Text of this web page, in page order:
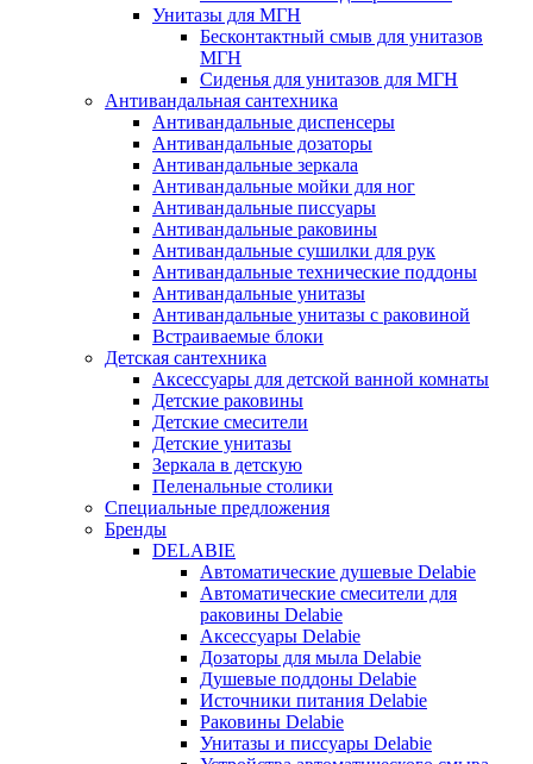
Унитазы для МГН
Бесконтактный смыв для унитазов
МГН
Сиденья для унитазов для МГН
Антивандальная сантехника
Антивандальные диспенсеры
Антивандальные дозаторы
Антивандальные зеркала
Антивандальные мойки для ног
Антивандальные писсуары
Антивандальные раковины
Антивандальные сушилки для рук
Антивандальные технические поддоны
Антивандальные унитазы
Антивандальные унитазы с раковиной
Встраиваемые блоки
Детская сантехника
Аксессуары для детской ванной комнаты
Детские раковины
Детские смесители
Детские унитазы
Зеркала в детскую
Пеленальные столики
Специальные предложения
Бренды
DELABIE
Автоматические душевые Delabie
Автоматические смесители для
раковины Delabie
Аксессуары Delabie
Дозаторы для мыла Delabie
Душевые поддоны Delabie
Источники питания Delabie
Раковины Delabie
Унитазы и писсуары Delabie